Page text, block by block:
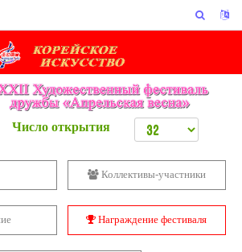
Число открытия
Коллективы-участники
Награждение фестиваля